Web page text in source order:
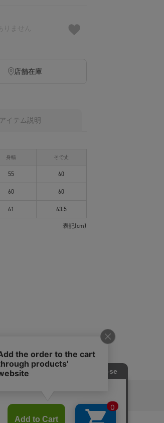
店舗在庫
アイテム説明
身幅 そで丈
55 60
60 60
61 63.5
表記(cm)